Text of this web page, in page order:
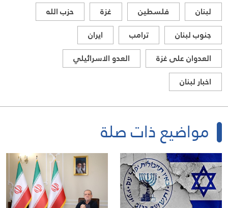
لبنان فلسطين غزة
حزب الله
جنوب لبنان
ترامب
ايران
العدوان على غزة
العدو الاسرائيلي
اخبار لبنان
مواضيع ذات صلة